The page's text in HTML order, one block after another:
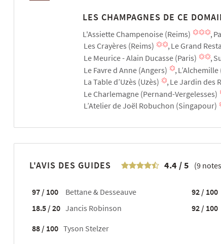
LES CHAMPAGNES DE CE
L'Assiette Champenoise (Reims)
Les Crayères (Reims)
Le Grand
Le Meurice - Alain Ducasse (Paris)
Le Favre d Anne (Angers)
La Table d’Uzès (Uzès)
Le Jardin des
Le Charlemagne (Pernand-Vergelesses)
L’Atelier de Joël Robuchon (Singapour)
L'AVIS DES GUIDES 4.4 /5 (9
97 / 100
Bettane & Desseauve
18.5 / 20 Jancis Robinson
92 / 100
92 / 100
88 / 100 Tyson Stelzer